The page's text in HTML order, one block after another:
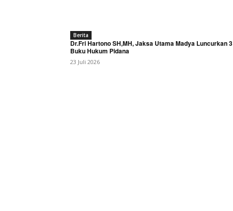
Berita
Dr.Fri Hartono SH,MH, Jaksa Utama Madya Luncurkan 3
Buku Hukum Pidana
23 Juli 2026